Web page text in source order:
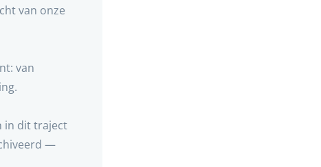
van onze
van
in dit traject
—